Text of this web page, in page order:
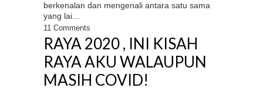
berkenalan dan mengenali antara satu sama
yang lai...
11 Comments
RAYA 2020 , INI KISAH
RAYA AKU WALAUPUN
MASIH COVID!